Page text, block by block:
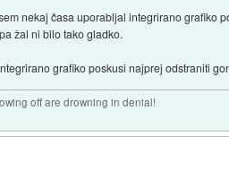
nekaj časa uporabljal integrirano grafiko
žal ni bilo tako gladko.
grafiko poskusi najprej odstraniti
off are drowning in denial!